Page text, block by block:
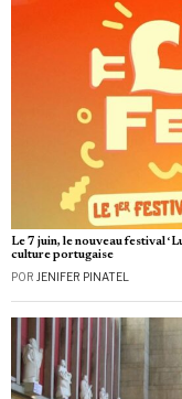
Le 7 juin, le nouveau festival
culture portugaise
POR JENIFER PINATEL